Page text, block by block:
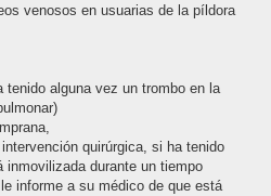
venosos en usuarias de la píldora
tenido alguna vez un trombo en la
quirúrgica, si ha tenido
durante un tiempo
informe a su médico de que está